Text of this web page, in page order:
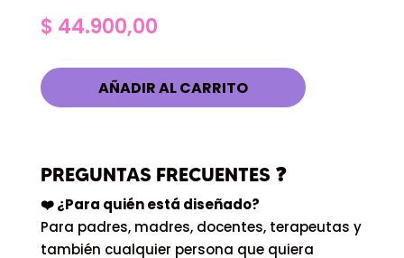
$ 44.900,00
AÑADIR AL CARRITO
PREGUNTAS FRECUENTES ❓
❤️ ¿Para quién está diseñado?
Para padres, madres, docentes, terapeutas y
también cualquier persona que quiera